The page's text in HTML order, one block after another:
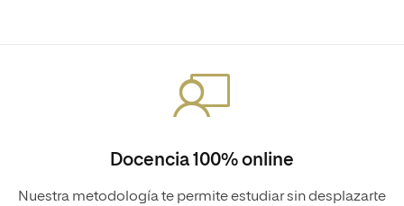
Docencia 100% online
Nuestra metodología te permite estudiar sin desplazarte